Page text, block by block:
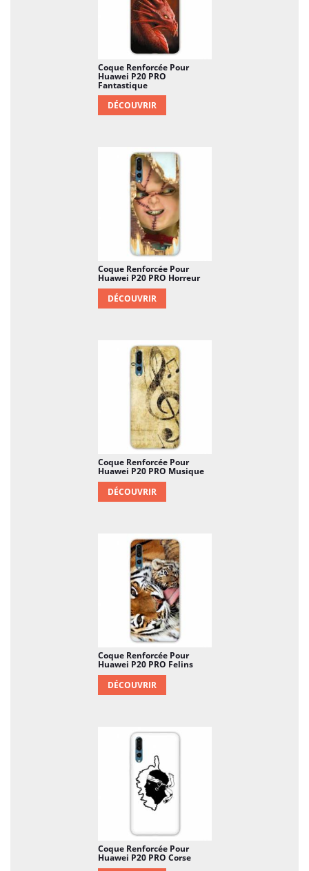
Coque Renforcée Pour
Huawei P20 PRO
Fantastique
DÉCOUVRIR
Coque Renforcée Pour
Huawei P20 PRO Horreur
DÉCOUVRIR
Coque Renforcée Pour
Huawei P20 PRO Musique
DÉCOUVRIR
Coque Renforcée Pour
Huawei P20 PRO Felins
DÉCOUVRIR
Coque Renforcée Pour
Huawei P20 PRO Corse